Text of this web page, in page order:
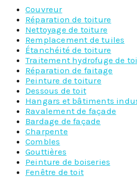
Couvreur
Réparation de toiture
Nettoyage de toiture
Remplacement de tuiles
Étanchéité de toiture
Traitement hydrofuge de
Réparation de faitage
Peinture de toiture
Dessous de toit
Hangars et bâtiments
Ravalement de façade
Bardage de façade
Charpente
Combles
Gouttières
Peinture de boiseries
Fenêtre de toit